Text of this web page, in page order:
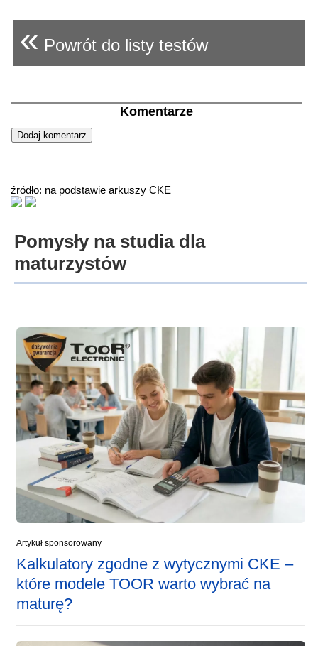
« Powrót do listy testów
Komentarze
źródło: na podstawie arkuszy CKE
Pomysły na studia dla
maturzystów
Artykuł sponsorowany
Kalkulatory zgodne z wytycznymi CKE –
które modele TOOR warto wybrać na
maturę?